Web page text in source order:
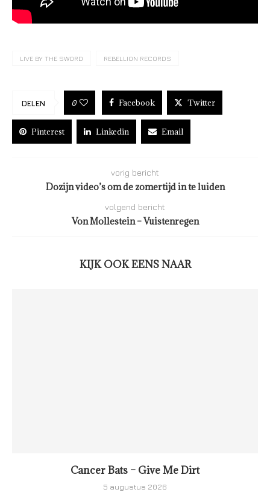
LIVE BY THE SWORD REBELLION RECORDS
DELEN 0 Facebook Twitter
Pinterest Linkedin Email
vorig bericht
Dozijn video’s om de zomertijd in te luiden
volgend bericht
Von Mollestein – Vuistenregen
KIJK OOK EENS NAAR
Cancer Bats – Give Me Dirt
5 augustus 2026